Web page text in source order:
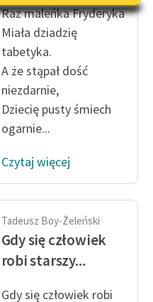
Raz maleńka Fryderyka
Miała dziadzię
tabetyka.
A że stąpał dość
niezdarnie,
Dziecię pusty śmiech
ogarnie...
Czytaj więcej
Tadeusz Boy-Żeleński
Gdy się człowiek
robi starszy...
Gdy się człowiek robi